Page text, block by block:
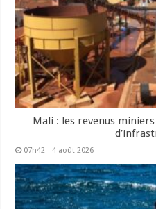
Mali : les revenus miniers
07h42 - 4 août 2026